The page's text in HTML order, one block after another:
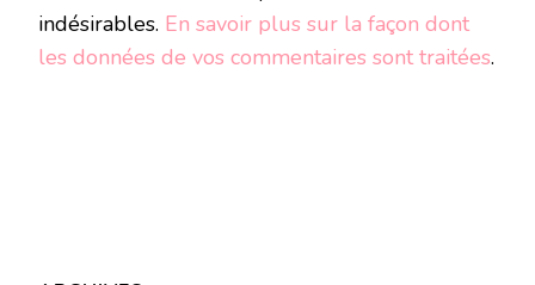
indésirables. En savoir plus sur la façon dont
les données de vos commentaires sont traitées.